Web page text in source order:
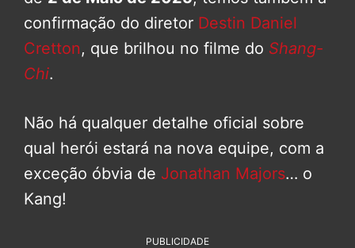
confirmação do diretor Destin Daniel
Cretton, que brilhou no filme do Shang-
Chi.
Não há qualquer detalhe oficial sobre
qual herói estará na nova equipe, com a
exceção óbvia de Jonathan Majors… o
Kang!
PUBLICIDADE